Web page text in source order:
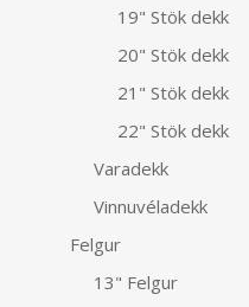
19" Stök dekk
20" Stök dekk
21" Stök dekk
22" Stök dekk
Varadekk
Vinnuvéladekk
Felgur
13" Felgur